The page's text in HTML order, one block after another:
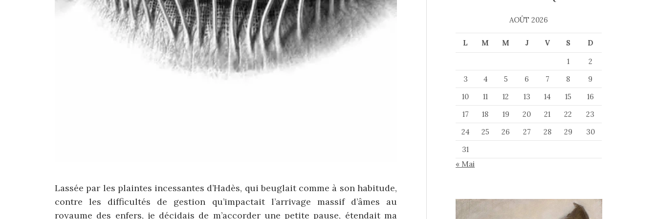
Lassée par les plaintes incessantes d’Hadès, qui beuglait comme à son habitude,
contre les difficultés de gestion qu’impactait l’arrivage massif d’âmes au
royaume des enfers, je décidais de m’accorder une petite pause, étendait ma
AOÛT 2026
L M M J V S
D
1
2
3
4 5 6 7 8
9
10
11 12 13 14 15
16
17
18 19 20 21 22
23
24
25 26 27 28 29
30
31
« Mai